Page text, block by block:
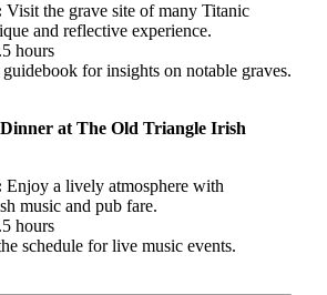
Visit the grave site of many Titanic
and reflective experience.
hours
for insights on notable graves.
at The Old Triangle Irish
Enjoy a lively atmosphere with
music and pub fare.
hours
schedule for live music events.